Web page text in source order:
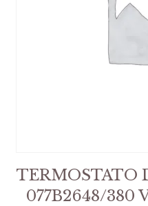
TERMOSTATO
077B2648/380